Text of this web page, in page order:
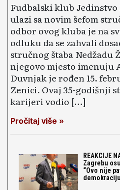
Fudbalski klub Jedinstvo
ulazi sa novim šefom
odbor ovog kluba je na
odluku da se zahvali
stručnog štaba Nedžadu
njegovo mjesto imenuju
Duvnjak je rođen 15.
Zenici. Ovaj 35-godišnji
karijeri vodio […]
Pročitaj više »
REAKCIJE
Zagrebu
“Ovo nije